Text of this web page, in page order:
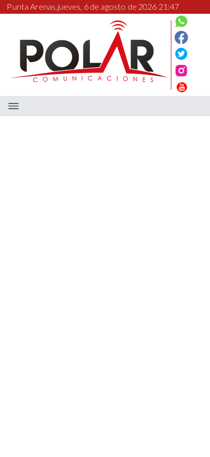
Punta Arenas,jueves, 6 de agosto de 2026 21:47